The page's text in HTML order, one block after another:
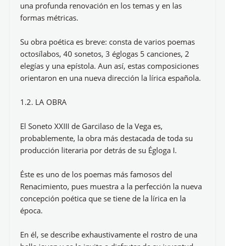
una profunda renovación en los temas y en las
formas métricas.
Su obra poética es breve: consta de varios poemas
octosílabos, 40 sonetos, 3 églogas 5 canciones, 2
elegías y una epístola. Aun así, estas composiciones
orientaron en una nueva dirección la lírica española.
1.2. LA OBRA
El Soneto XXIII de Garcilaso de la Vega es,
probablemente, la obra más destacada de toda su
producción literaria por detrás de su Égloga I.
Éste es uno de los poemas más famosos del
Renacimiento, pues muestra a la perfección la nueva
concepción poética que se tiene de la lírica en la
época.
En él, se describe exhaustivamente el rostro de una